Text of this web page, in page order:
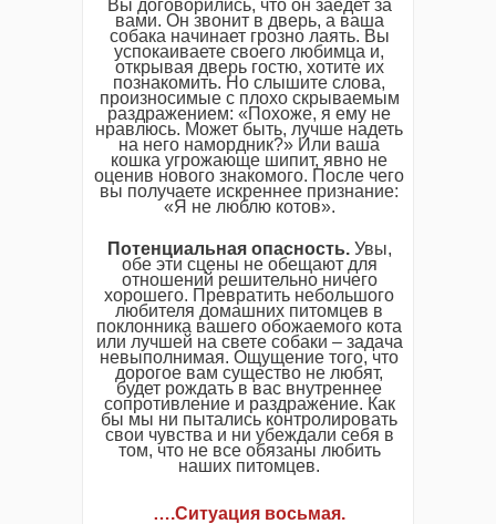
Вы договорились, что он заедет за
вами. Он звонит в дверь, а ваша
собака начинает грозно лаять. Вы
успокаиваете своего любимца и,
открывая дверь гостю, хотите их
познакомить. Но слышите слова,
произносимые с плохо скрываемым
раздражением: «Похоже, я ему не
нравлюсь. Может быть, лучше надеть
на него намордник?» Или ваша
кошка угрожающе шипит, явно не
оценив нового знакомого. После чего
вы получаете искреннее признание:
«Я не люблю котов».
Потенциальная опасность.Увы,
обе эти сцены не обещают для
отношений решительно ничего
хорошего. Превратить небольшого
любителя домашних питомцев в
поклонника вашего обожаемого кота
или лучшей на свете собаки – задача
невыполнимая. Ощущение того, что
дорогое вам существо не любят,
будет рождать в вас внутреннее
сопротивление и раздражение. Как
бы мы ни пытались контролировать
свои чувства и ни убеждали себя в
том, что не все обязаны любить
наших питомцев.
….Ситуация восьмая.